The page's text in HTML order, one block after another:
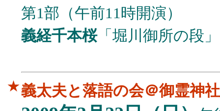
第1部（午前11時開演）
義経千本桜「堀川御所の段」
★義太夫と落語の会＠御霊神社